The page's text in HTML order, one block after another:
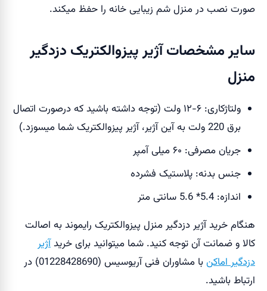
صورت نصب در منزل شم زیبایی خانه را حفظ میکند.
سایر مشخصات آژیر پیزوالکتریک دزدگیر
منزل
ولتاژکاری: ۶-۱۲ ولت (توجه داشته باشید که درصورت اتصال
برق 220 ولت به آین آژیر، آژیر پیزوالکتریک شما میسوزد.)
جریان مصرفی: ۶۰ میلی آمپر
جنس بدنه: پلاستیک فشرده
اندازه: 5.4* 5.6 سانتی متر
هنگام خرید آژیر دزدگیر منزل پیزوالکتریک رایموند به اصالت
کالا و ضمانت آن توجه کنید. شما میتوانید برای خریدآژیر
دزدگیر اماکن
با مشاوران فنی آریوسیس (01228428690) در
ارتباط باشید.